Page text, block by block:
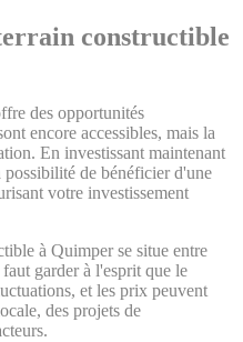
constructible
des opportunités
encore accessibles, mais la
En investissant maintenant
de bénéficier d'une
votre investissement
à Quimper se situe entre
garder à l'esprit que le
et les prix peuvent
des projets de